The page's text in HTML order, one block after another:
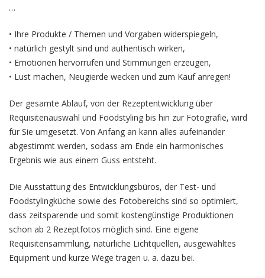
…
• Ihre Produkte / Themen und Vorgaben widerspiegeln,
• natürlich gestylt sind und authentisch wirken,
• Emotionen hervorrufen und Stimmungen erzeugen,
• Lust machen, Neugierde wecken und zum Kauf anregen!
Der gesamte Ablauf, von der Rezeptentwicklung über
Requisitenauswahl und Foodstyling bis hin zur Fotografie, wird
für Sie umgesetzt. Von Anfang an kann alles aufeinander
abgestimmt werden, sodass am Ende ein harmonisches
Ergebnis wie aus einem Guss entsteht.
Die Ausstattung des Entwicklungsbüros, der Test- und
Foodstylingküche sowie des Fotobereichs sind so optimiert,
dass zeitsparende und somit kostengünstige Produktionen
schon ab 2 Rezeptfotos möglich sind. Eine eigene
Requisitensammlung, natürliche Lichtquellen, ausgewähltes
Equipment und kurze Wege tragen u. a. dazu bei.